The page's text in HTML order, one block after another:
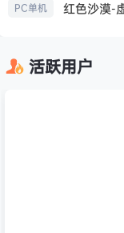
PC单机
活跃用户